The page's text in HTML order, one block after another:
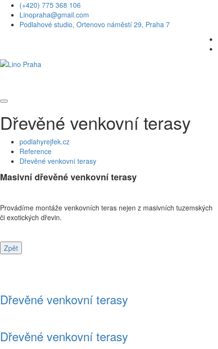
(+420) 775 368 106
Linopraha@gmail.com
Podlahové studio, Ortenovo náměstí 29, Praha 7
Dřevěné venkovní terasy
podlahyrejfek.cz
Reference
Dřevěné venkovní terasy
Masivní dřevěné venkovní terasy
Provádíme montáže venkovních teras nejen z masivních tuzemských
či exotických dřevin.
Dřevěné venkovní terasy
Dřevěné venkovní terasy